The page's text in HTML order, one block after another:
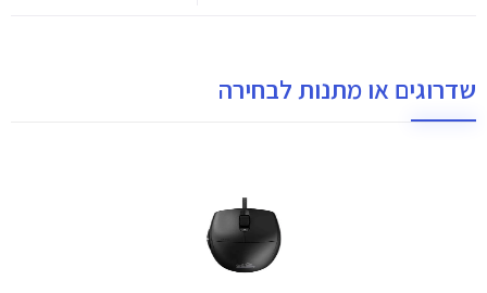
שדרוגים או מתנות לבחירה